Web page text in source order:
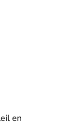
en